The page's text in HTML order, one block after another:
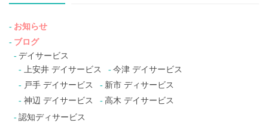
お知らせ
ブログ
デイサービス
上安井 デイサービス
今津 デイサービス
戸手 デイサービス
新市 ディサービス
神辺 デイサービス
高木 デイサービス
認知ディサービス